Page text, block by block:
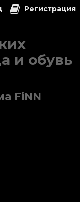
и обувь
FiNN
Регистрация